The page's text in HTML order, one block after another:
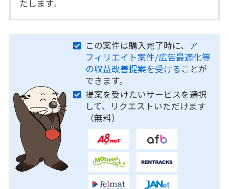
たします。
この案件は購入完了時に、 ア
フィリエイト案件/広告最適化等
の収益改善提案を受ける ことが
できます。
提案を受けたいサービスを選択
して、リクエストいただけます
（無料）